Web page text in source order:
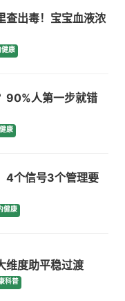
查出毒！宝宝血液浓
健康
90%人第一步就错
康
4个信号3个管理要
健康
维度助平稳过渡
科普